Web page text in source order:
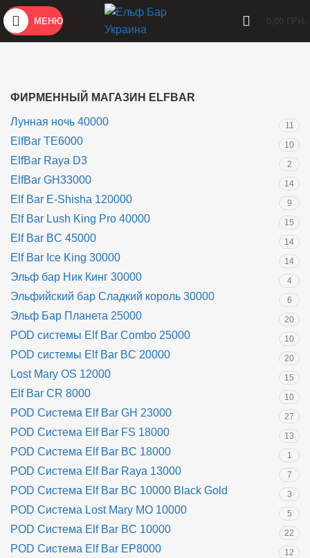
МЕНЮ
ФИРМЕННЫЙ МАГАЗИН ELFBAR
Лунная ночь 40000 11
ElfBar TE6000 10
ElfBar Raya D3 2
ElfBar GH33000 14
Elf Bar E-Shisha 120000 9
Elf Bar Lush King Pro 40000 15
Elf Bar BC 45000 14
Elf Bar Ice King 30000 14
Эльф бар Ник Кинг 30000 4
Эльфийский бар Сладкий король 30000 6
Эльф Бар Планета 25000 20
POD системы Elf Bar Combo 25000 10
POD системы Elf Bar BC 20000 20
Lost Mary OS 12000 15
Elf Bar CR 8000 10
POD Система Elf Bar GH 23000 27
POD Система Elf Bar FS 18000 13
POD Система Elf Bar BC 18000 1
POD Система Elf Bar Raya 13000 7
POD Система Elf Bar BC 10000 Black Gold 3
POD Система Lost Mary MO 10000 5
POD Система Elf Bar BC 10000 22
POD Система Elf Bar EP8000 12